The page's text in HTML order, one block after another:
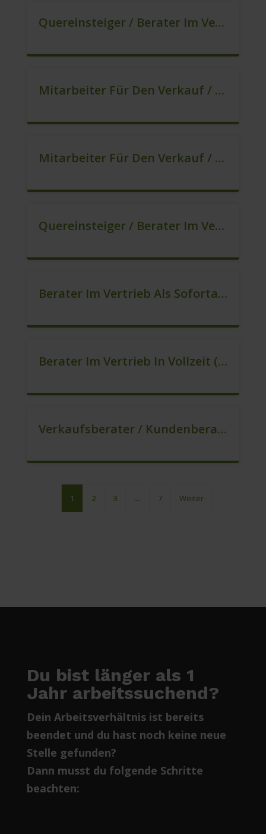
Quereinsteiger / Berater Im Vertrieb In VZ/TZ (m/w/d)
Mitarbeiter Für Den Verkauf / Sales (m/w/d)
Mitarbeiter Für Den Verkauf / Sales (m/w/d)
Quereinsteiger / Berater Im Vertrieb, Keine Zeitarbeit! (m/w/d)
Berater Im Vertrieb Als Sofortanstellung (m/w/d)
Berater Im Vertrieb In Vollzeit (m/w/d)
Verkaufsberater / Kundenberater – Mehr Als Ein Job (m/w/d)
1 2 3 … 7 Weiter
Du bist länger als 1
Jahr arbeitssuchend?
Dein Arbeitsverhältnis ist bereits
beendet und du hast noch keine neue
Stelle gefunden?
Dann musst du folgende Schritte
beachten: